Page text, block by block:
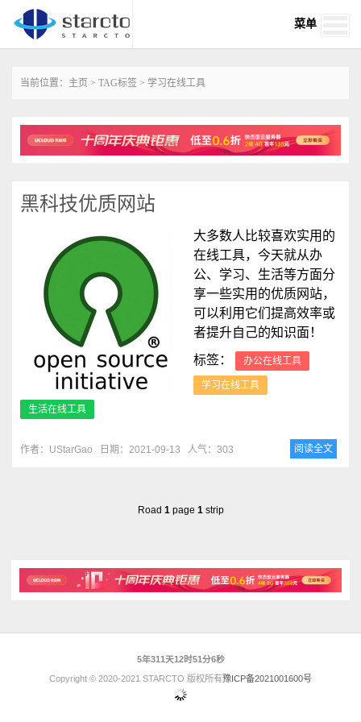
菜单
当前位置： 主页 > TAG标签 > 学习在线工具
黑科技优质网站
大多数人比较喜欢实用的
在线工具，今天就从办
公、学习、生活等方面分
享一些实用的优质网站，
可以利用它们提高效率或
者提升自己的知识面！
标签：
办公在线工具
学习在线工具
生活在线工具
作者：UStarGao 日期：2021-09-13 人气：303 阅读全文
Road 1page 1strip
5年311天12时51分6秒
Copyright © 2020-2021 STARCTO 版权所有豫ICP备2021001600号